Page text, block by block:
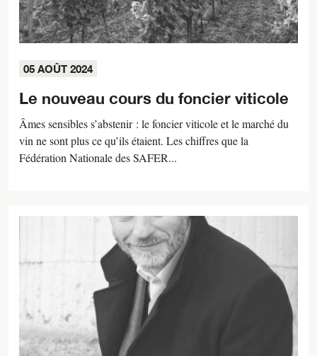
05 AOÛT 2024
Le nouveau cours du foncier viticole
Âmes sensibles s’abstenir : le foncier viticole et le marché du
vin ne sont plus ce qu’ils étaient. Les chiffres que la
Fédération Nationale des SAFER...